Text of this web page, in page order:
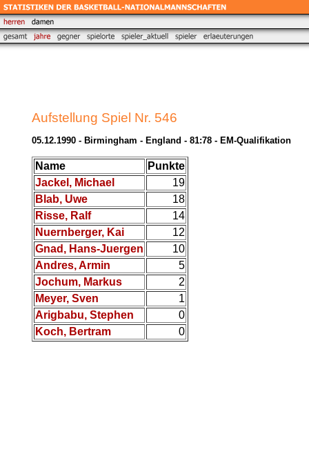
Aufstellung Spiel Nr. 546
05.12.1990 - Birmingham - England - 81:78 - EM-Qualifikation
Name
Punkte
Jackel, Michael
19
Blab, Uwe
18
Risse, Ralf
14
Nuernberger, Kai
12
Gnad, Hans-Juergen
10
Andres, Armin
5
Jochum, Markus
2
Meyer, Sven
1
Arigbabu, Stephen
0
Koch, Bertram
0